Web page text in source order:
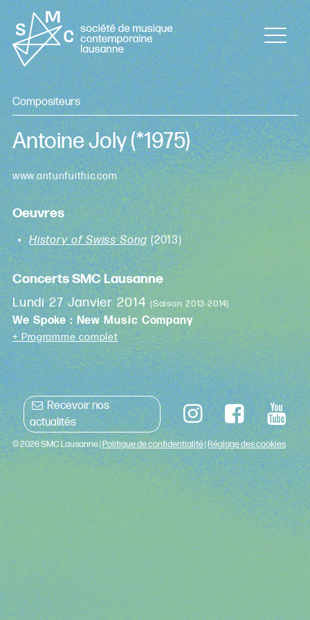
Compositeurs
Antoine Joly(*1975)
www.antunfuithic.com
Oeuvres
History of Swiss Song (2013)
Concerts SMC Lausanne
Lundi 27 Janvier 2014 (Saison 2013-2014)
We Spoke : New Music Company
+ Programme complet
Recevoir nos
actualités
© 2026 SMC Lausanne |Politique de confidentialité|Réglage des cookies